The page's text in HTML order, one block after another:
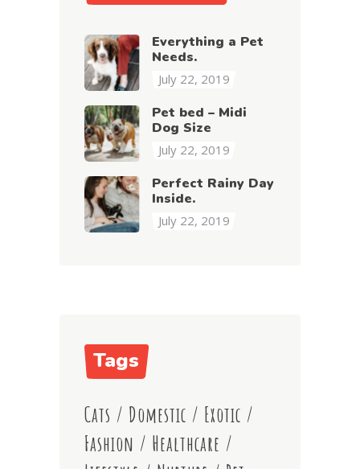
Everything a Pet
Needs.
July 22, 2019
Pet bed – Midi
Dog Size
July 22, 2019
Perfect Rainy Day
Inside.
July 22, 2019
Tags
Cats / Domestic / Exotic /
Fashion / Healthcare /